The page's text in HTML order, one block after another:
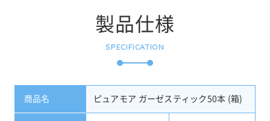
製品仕様
SPECIFICATION
商品名 ピュアモア ガーゼスティック50本 (箱)